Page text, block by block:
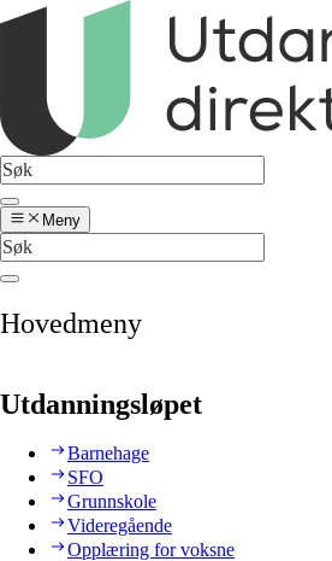
Meny
Hovedmeny
Utdanningsløpet
Barnehage
SFO
Grunnskole
Videregående
Opplæring for voksne